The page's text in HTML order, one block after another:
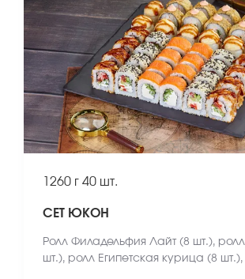
1260 г 40 шт.
СЕТ ЮКОН
Ролл Филадельфия Лайт (8 шт.),
шт.), ролл Египетская курица (8